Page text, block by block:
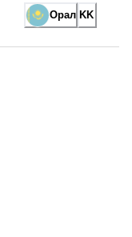
Орал KK